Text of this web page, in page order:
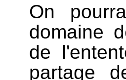
On
domaine
de
partage